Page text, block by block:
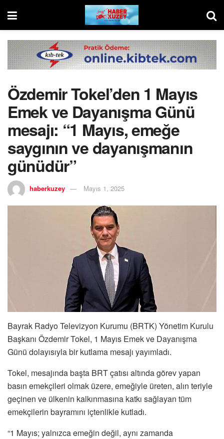
Özdemir Tokel’den 1 Mayıs
Emek ve Dayanışma Günü
mesajı: “1 Mayıs, emeğe
saygının ve dayanışmanın
günüdür”
haberkuzey Mayıs 1, 2025
Bayrak Radyo Televizyon Kurumu (BRTK) Yönetim Kurulu
Başkanı Özdemir Tokel, 1 Mayıs Emek ve Dayanışma
Günü dolayısıyla bir kutlama mesajı yayımladı.
Tokel, mesajında başta BRT çatısı altında görev yapan
basın emekçileri olmak üzere, emeğiyle üreten, alın teriyle
geçinen ve ülkenin kalkınmasına katkı sağlayan tüm
emekçilerin bayramını içtenlikle kutladı.
“1 Mayıs; yalnızca emeğin değil, aynı zamanda